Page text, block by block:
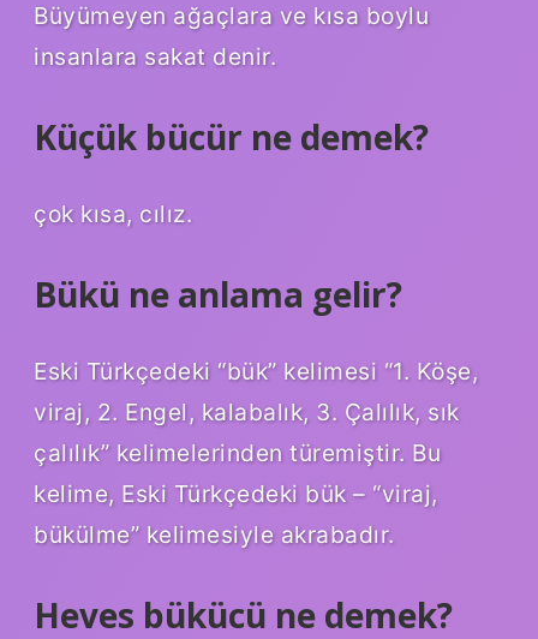
Büyümeyen ağaçlara ve kısa boylu
insanlara sakat denir.
Küçük bücür ne demek?
çok kısa, cılız.
Bükü ne anlama gelir?
Eski Türkçedeki “bük” kelimesi “1. Köşe,
viraj, 2. Engel, kalabalık, 3. Çalılık, sık
çalılık” kelimelerinden türemiştir. Bu
kelime, Eski Türkçedeki bük – “viraj,
bükülme” kelimesiyle akrabadır.
Heves bükücü ne demek?